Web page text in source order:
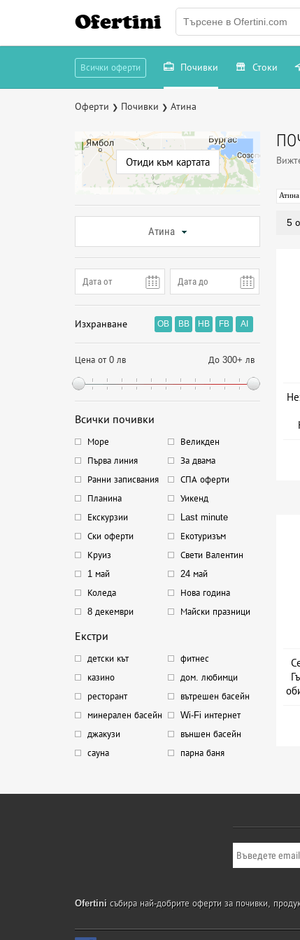
Ofertini
Всички оферти Почивки Стоки
Оферти ❯ Почивки ❯ Атина
Отиди към картата
Атина
Изхранване OB BB HB FB AI
Цена от 0 лв До 300+ лв
Всички почивки
Море
Великден
Първа линия
За двама
Ранни записвания
СПА оферти
Планина
Уикенд
Екскурзии
Last minute
Ски оферти
Екотуризъм
Круиз
Свети Валентин
1 май
24 май
Коледа
Нова година
8 декември
Майски празници
Екстри
детски кът
фитнес
казино
дом. любимци
ресторант
вътрешен басейн
минерален басейн
Wi-Fi интернет
джакузи
външен басейн
сауна
парна баня
Атина
5
Ofertini събира най-добрите оферти за почивки,